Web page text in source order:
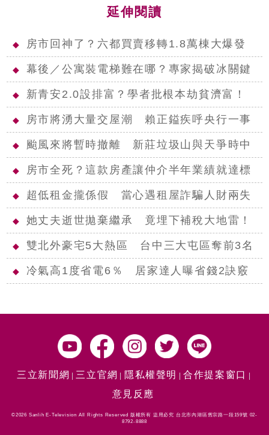
延伸閱讀
◆ 房市回神了？六都買賣移轉1.8萬棟大爆發
◆ 幕後／公寓裝電梯難在哪？專家揭破冰關鍵
◆ 新青安2.0設排富？學者批根本劫貧濟富！
◆ 房市將湧大量交屋潮 賴正鎰疾呼央行一事
◆ 颱風來將暫時撤離 新莊垃圾山與天爭時中
◆ 房市全死？這款房產讓仲介半年業績就達標
◆ 超低租金攏係假 當心遇租屋詐騙人財兩失
◆ 她丈夫逝世拋棄繼承 竟埋下補稅大地雷！
◆ 雙北外豪宅5大熱區 台中三大屯區奪前3名
◆ 冷氣高1度省電6％ 居家達人曝省錢2訣竅
三立新聞網 三立官網 隱私權聲明
合作提案窗口
意見反應
©2026 Sanlih E-Television All Rights Reserved 版權所有 盜用必究 台北市內湖區舊宗路一段159號 02-
8792-8888